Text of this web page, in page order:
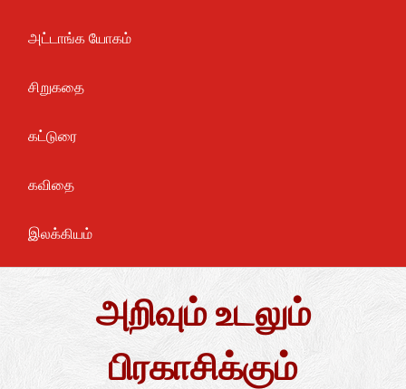
அட்டாங்க யோகம்
சிறுகதை
கட்டுரை
கவிதை
இலக்கியம்
அறிவும் உடலும்
பிரகாசிக்கும்